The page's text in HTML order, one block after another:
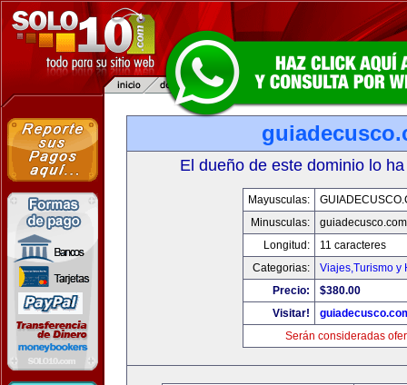
El dueño de este dominio lo
Mayusculas:
Minusculas:
guiadecusco.com
Longitud:
11 caracteres
Categorias:
Viajes,Turismo y
Precio:
$380.00
Visitar!
Serán consideradas